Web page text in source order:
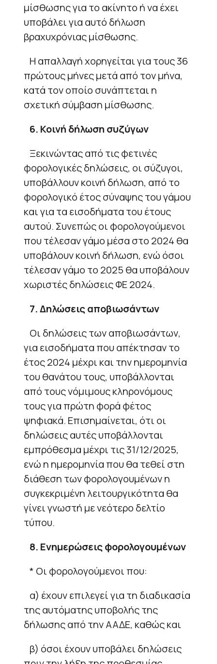
μίσθωσης για το ακίνητο ή να έχει
υποβάλει για αυτό δήλωση
βραχυχρόνιας μίσθωσης.
Η απαλλαγή χορηγείται για τους 36
πρώτους μήνες μετά από τον μήνα,
κατά τον οποίο συνάπτεται η
σχετική σύμβαση μίσθωσης.
6. Κοινή δήλωση συζύγων
Ξεκινώντας από τις φετινές
φορολογικές δηλώσεις, οι σύζυγοι,
υποβάλλουν κοινή δήλωση, από το
φορολογικό έτος σύναψης του γάμου
και για τα εισοδήματα του έτους
αυτού. Συνεπώς οι φορολογούμενοι
που τέλεσαν γάμο μέσα στο 2024 θα
υποβάλουν κοινή δήλωση, ενώ όσοι
τέλεσαν γάμο το 2025 θα υποβάλουν
χωριστές δηλώσεις ΦΕ 2024.
7. Δηλώσεις αποβιωσάντων
Οι δηλώσεις των αποβιωσάντων,
για εισοδήματα που απέκτησαν το
έτος 2024 μέχρι και την ημερομηνία
του θανάτου τους, υποβάλλονται
από τους νόμιμους κληρονόμους
τους για πρώτη φορά φέτος
ψηφιακά. Επισημαίνεται, ότι οι
δηλώσεις αυτές υποβάλλονται
εμπρόθεσμα μέχρι τις 31/12/2025,
ενώ η ημερομηνία που θα τεθεί στη
διάθεση των φορολογουμένων η
συγκεκριμένη λειτουργικότητα θα
γίνει γνωστή με νεότερο δελτίο
τύπου.
8. Ενημερώσεις φορολογουμένων
* Οι φορολογούμενοι που:
α) έχουν επιλεγεί για τη διαδικασία
της αυτόματης υποβολής της
δήλωσης από την ΑΑΔΕ, καθώς και
β) όσοι έχουν υποβάλει δηλώσεις